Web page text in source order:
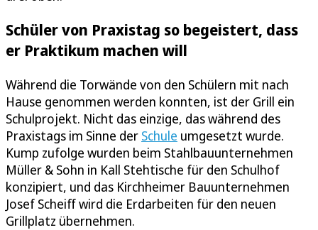
Schüler von Praxistag so begeistert, dass
er Praktikum machen will
Während die Torwände von den Schülern mit nach
Hause genommen werden konnten, ist der Grill ein
Schulprojekt. Nicht das einzige, das während des
Praxistags im Sinne der Schule umgesetzt wurde.
Kump zufolge wurden beim Stahlbauunternehmen
Müller & Sohn in Kall Stehtische für den Schulhof
konzipiert, und das Kirchheimer Bauunternehmen
Josef Scheiff wird die Erdarbeiten für den neuen
Grillplatz übernehmen.